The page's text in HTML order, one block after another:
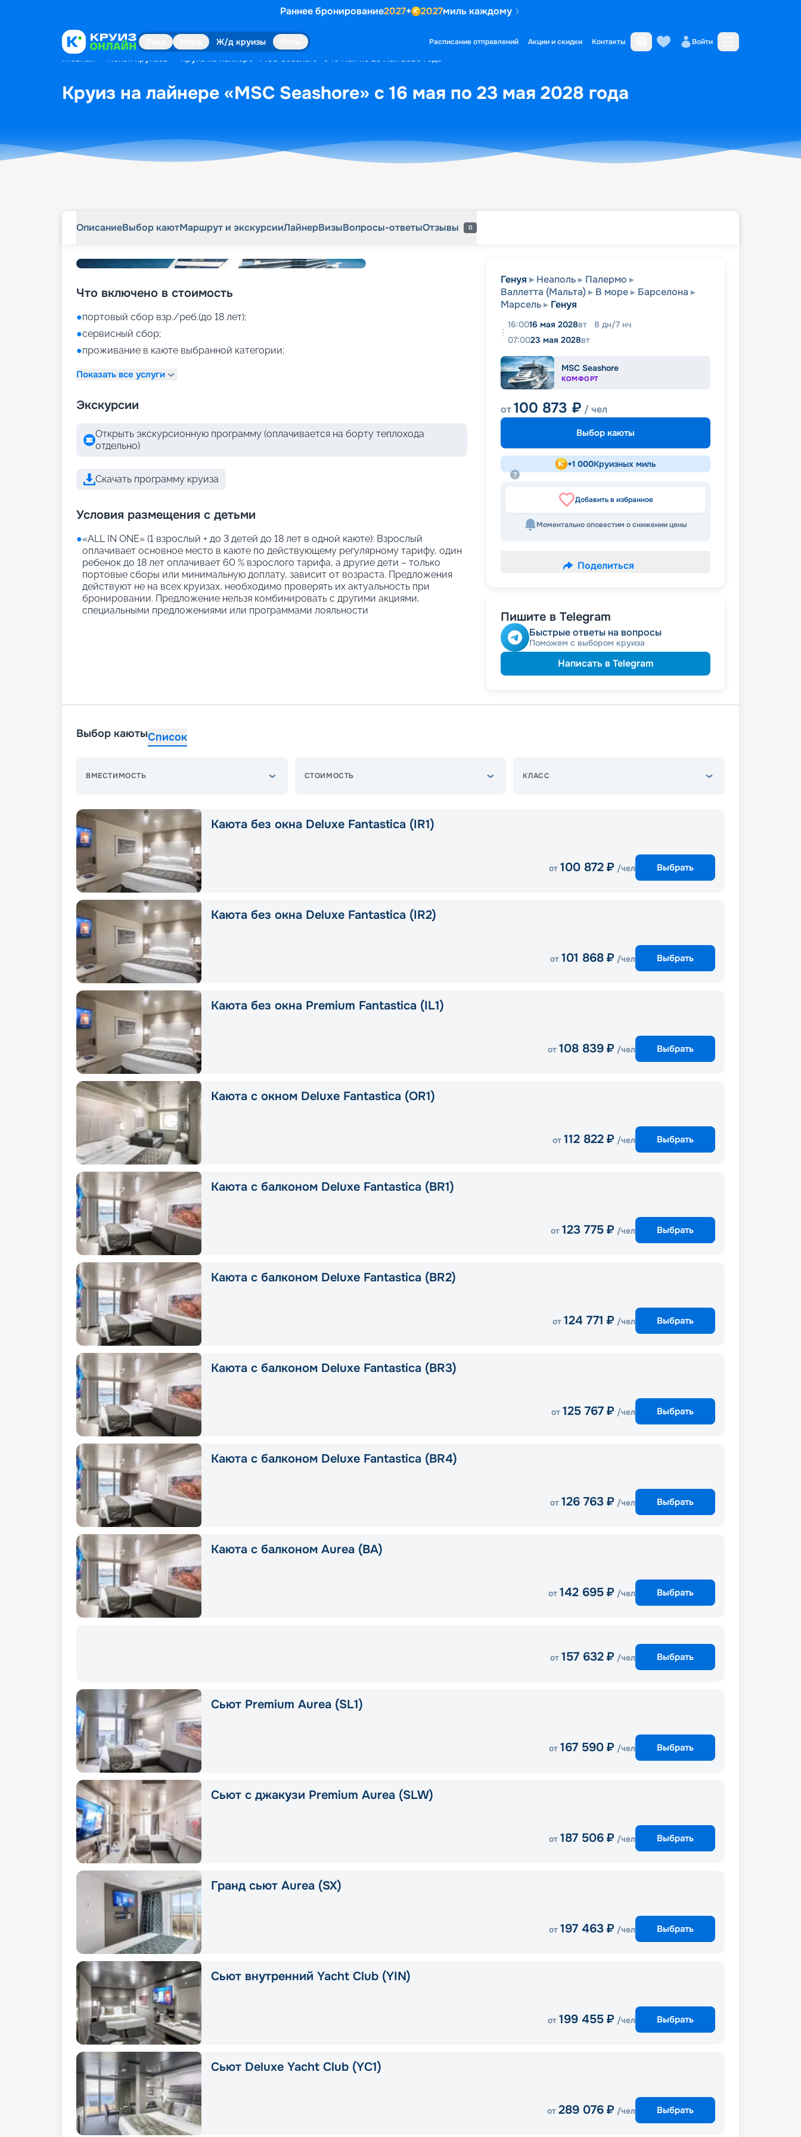
Раннее бронирование2027+ 2027миль каждому
Ж/д круизы Расписание отправлений Акции и скидки Контакты Войти
Главная Поиск круизов Круиз на лайнере «MSC Seashore» с 16 мая по 23 мая 2028 года
Круиз на лайнере «MSC Seashore» с 16 мая по 23 мая 2028 года
ОписаниеВыбор каютМаршрут и экскурсииЛайнерВизыВопросы-ответыОтзывы 0
Что включено в стоимость
●портовый сбор взр./реб.(до 18 лет);
●сервисный сбор;
●проживание в каюте выбранной категории;
Показать все услуги
Экскурсии
Открыть экскурсионную программу (оплачивается на борту теплохода
отдельно)
Скачать программу круиза
Условия размещения с детьми
●«АLL IN ONE» (1 взрослый + до 3 детей до 18 лет в одной каюте): Взрослый
оплачивает основное место в каюте по действующему регулярному тарифу, один
ребенок до 18 лет оплачивает 60 % взрослого тарифа, а другие дети – только
портовые сборы или минимальную доплату, зависит от возраста. Предложения
действуют не на всех круизах, необходимо проверять их актуальность при
бронировании. Предложение нельзя комбинировать с другими акциями,
специальными предложениями или программами лояльности
Генуя Неаполь
Палермо
Валлетта (Мальта)
В море
Барселона
Марсель
Генуя
16:0016 мая 2028вт 8 дн/7 нч
07:0023 мая 2028вт
MSC Seashore
КОМФОРТ
от100 873 ₽ / чел
Выбор каюты
+1 000Круизных миль
Добавить в избранное
Моментально оповестим о снижении цены
Поделиться
Пишите в Telegram
Быстрые ответы на вопросы
Поможем с выбором круиза
Написать в Telegram
Выбор каютыСписок
ВМЕСТИМОСТЬ СТОИМОСТЬ КЛАСС
Каюта без окна Deluxe Fantastica (IR1)
от 100 872 ₽ /чел Выбрать
Каюта без окна Deluxe Fantastica (IR2)
от 101 868 ₽ /чел Выбрать
Каюта без окна Premium Fantastica (IL1)
от 108 839 ₽ /чел Выбрать
Каюта с окном Deluxe Fantastica (OR1)
от 112 822 ₽ /чел Выбрать
Каюта с балконом Deluxe Fantastica (BR1)
от 123 775 ₽ /чел Выбрать
Каюта с балконом Deluxe Fantastica (BR2)
от 124 771 ₽ /чел Выбрать
Каюта с балконом Deluxe Fantastica (BR3)
от 125 767 ₽ /чел Выбрать
Каюта с балконом Deluxe Fantastica (BR4)
от 126 763 ₽ /чел Выбрать
Каюта с балконом Aurea (BA)
от 142 695 ₽ /чел Выбрать
от 157 632 ₽ /чел Выбрать
Сьют Premium Aurea (SL1)
от 167 590 ₽ /чел Выбрать
Сьют с джакузи Premium Aurea (SLW)
от 187 506 ₽ /чел Выбрать
Гранд сьют Aurea (SX)
от 197 463 ₽ /чел Выбрать
Сьют внутренний Yacht Club (YIN)
от 199 455 ₽ /чел Выбрать
Сьют Deluxe Yacht Club (YC1)
от 289 076 ₽ /чел Выбрать